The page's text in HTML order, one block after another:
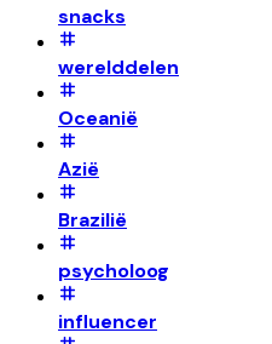
snacks
werelddelen
Oceanië
Azië
Brazilië
psycholoog
influencer